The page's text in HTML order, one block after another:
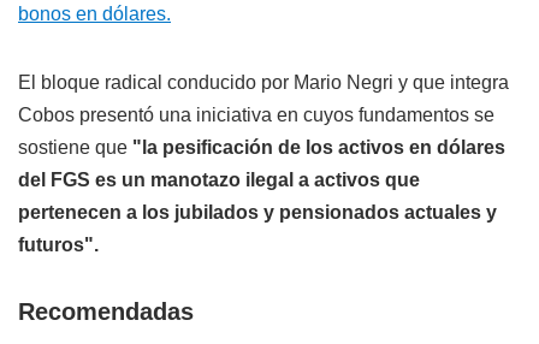
bonos en dólares.
El bloque radical conducido por Mario Negri y que integra
Cobos presentó una iniciativa en cuyos fundamentos se
sostiene que "la pesificación de los activos en dólares
del FGS es un manotazo ilegal a activos que
pertenecen a los jubilados y pensionados actuales y
futuros".
Recomendadas